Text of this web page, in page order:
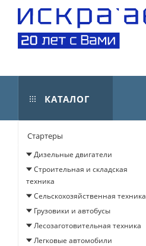
КАТАЛОГ
Стартеры
Дизельные двигатели
Строительная и складская
техника
Сельскохозяйственная техника
Грузовики и автобусы
Лесозаготовительная техника
Легковые автомобили